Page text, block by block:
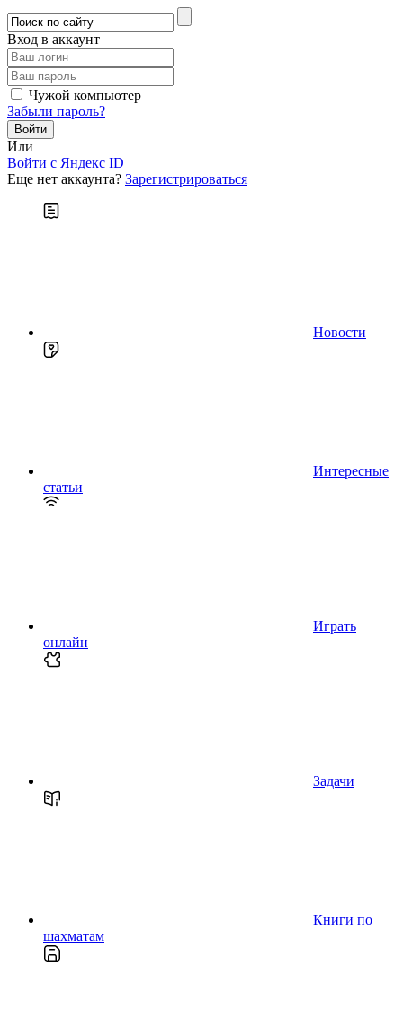
Вход в аккаунт
Чужой компьютер
Забыли пароль?
Или
Войти c Яндекс ID
Еще нет аккаунта? Зарегистрироваться
Новости
Интересные
статьи
Играть
онлайн
Задачи
Книги по
шахматам